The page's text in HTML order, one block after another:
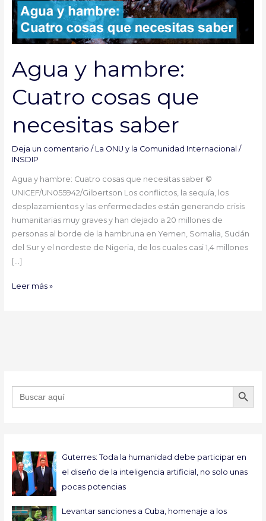
Agua y hambre:
Cuatro cosas que
necesitas saber
Deja un comentario / La ONU y la Comunidad Internacional /
INSDIP
Agua y hambre: Cuatro cosas que necesitas saber ©
UNICEF/UN055942/Gilbertson Los conflictos, la sequía, los
desplazamientos y las enfermedades están generando crisis
humanitarias muy graves y han dejado a 20 millones de
personas al borde de la hambruna en Yemen, Somalia, Sudán
del Sur y el nordeste de Nigeria, de los cuales casi 1,4 millones
[…]
Leer más »
Buscar: BOTÓN DE
Guterres: Toda la humanidad debe participar en
el diseño de la inteligencia artificial, no solo unas
pocas potencias
Levantar sanciones a Cuba, homenaje a los